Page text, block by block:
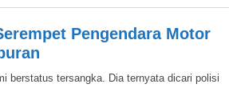
Pengendara Motor
berstatus tersangka. Dia ternyata dicari polisi